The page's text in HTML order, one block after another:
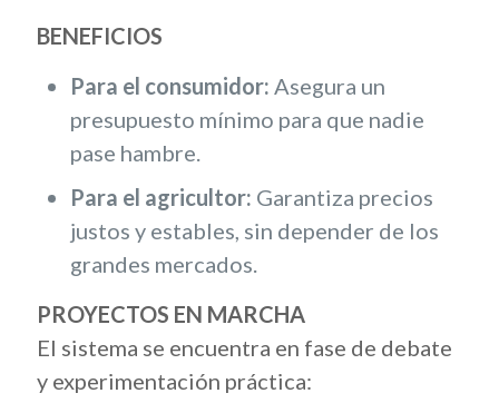
BENEFICIOS
Para el consumidor: Asegura un
presupuesto mínimo para que nadie
pase hambre.
Para el agricultor: Garantiza precios
justos y estables, sin depender de los
grandes mercados.
PROYECTOS EN MARCHA
El sistema se encuentra en fase de debate
y experimentación práctica: